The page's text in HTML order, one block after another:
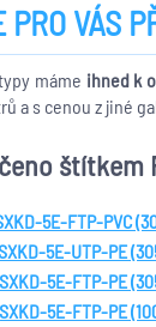
PRO VÁS
máme ihned k
a s cenou z jiné
štítkem
5E-FTP-PVC
SXKD-5E-UTP-PE
SXKD-5E-FTP-PE
SXKD-5E-FTP-PE